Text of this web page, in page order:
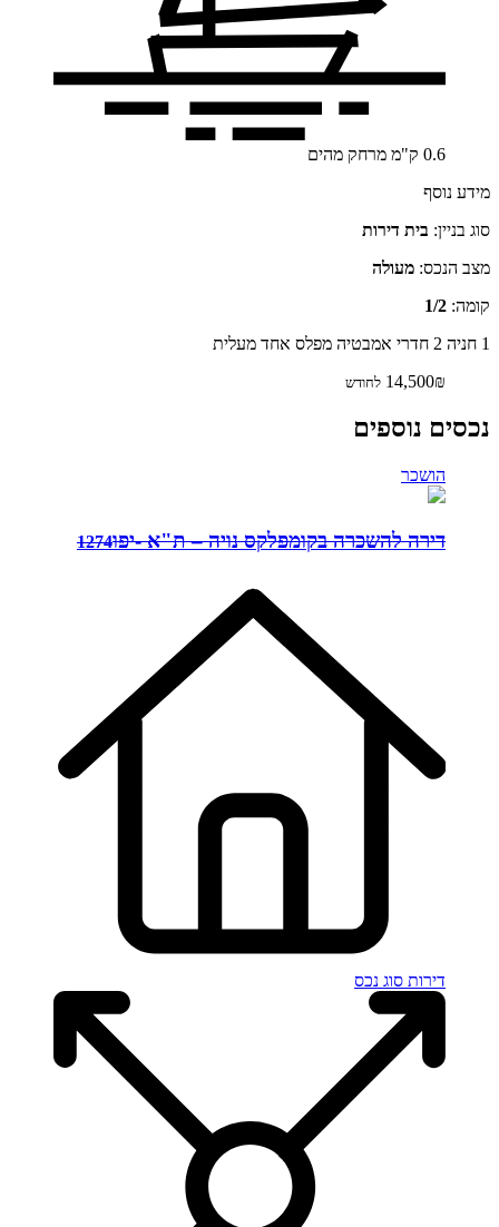
0.6 ק"מ מרחק מהים
מידע נוסף
סוג בניין: בית דירות
מצב הנכס: מעולה
קומה: 1/2
1 חניה
2 חדרי אמבטיה מפלס אחד מעלית
14,500₪ לחודש
נכסים נוספים
הושכר
דירה להשכרה בקומפלקס נויה – ת"א -יפו1274
דירות סוג נכס